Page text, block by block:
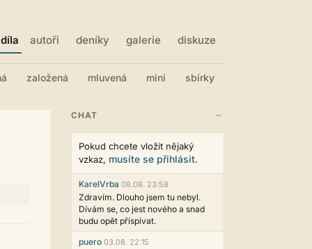
díla autoři deníky galerie diskuze
založená mluvená mini sbírky
CHAT −
Pokud chcete vložit nějaký
vzkaz, musíte se přihlásit.
KarelVrba 08.08. 23:58
Zdravím. Dlouho jsem tu nebyl.
Dívám se, co jest nového a snad
budu opět přispívat.
puero 03.08. 22:15